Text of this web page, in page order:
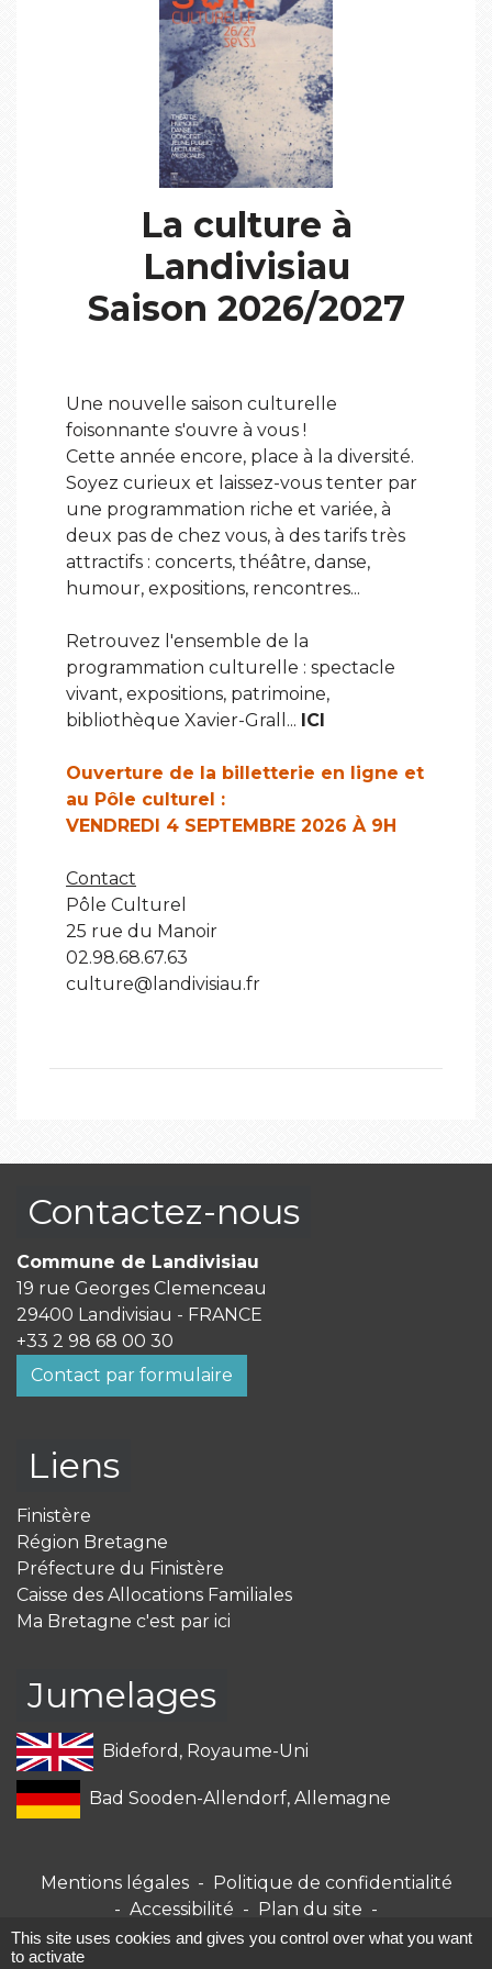
La culture à
Landivisiau
Saison 2026/2027
Une nouvelle saison culturelle
foisonnante s'ouvre à vous !
Cette année encore, place à la diversité.
Soyez curieux et laissez-vous tenter par
une programmation riche et variée, à
deux pas de chez vous, à des tarifs très
attractifs : concerts, théâtre, danse,
humour, expositions, rencontres...
Retrouvez l'ensemble de la
programmation culturelle : spectacle
vivant, expositions, patrimoine,
bibliothèque Xavier-Grall... ICI
Ouverture de la billetterie en ligne et
au Pôle culturel :
VENDREDI 4 SEPTEMBRE 2026 À 9H
Contact
Pôle Culturel
25 rue du Manoir
02.98.68.67.63
culture@landivisiau.fr
Contactez-nous
Commune de Landivisiau
19 rue Georges Clemenceau
29400 Landivisiau - FRANCE
+33 2 98 68 00 30
Contact par formulaire
Liens
Finistère
Région Bretagne
Préfecture du Finistère
Caisse des Allocations Familiales
Ma Bretagne c'est par ici
Jumelages
Bideford, Royaume-Uni
Bad Sooden-Allendorf, Allemagne
Mentions légales - Politique de confidentialité
- Accessibilité - Plan du site -
Gestion des cookies
This site uses cookies and gives you control over what you want
to activate